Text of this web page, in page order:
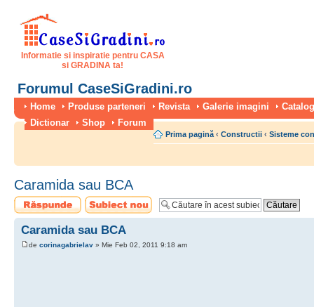
Informatie si inspiratie pentru CASA
si GRADINA ta!
Forumul CaseSiGradini.ro
Home Produse parteneri Revista Galerie imagini
Dictionar
Shop Forum
Prima pagină ‹ Constructii ‹ Sisteme
Caramida sau BCA
Scrie un răspuns
Scrie un subiect
nou
Caramida sau BCA
de corinagabrielav » Mie Feb 02, 2011 9:18 am